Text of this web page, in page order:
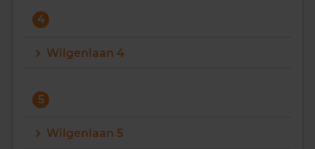
4
Wilgenlaan 4
5
Wilgenlaan 5